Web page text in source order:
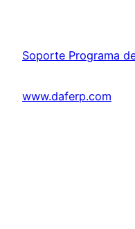
Soporte Programa
www.daferp.com